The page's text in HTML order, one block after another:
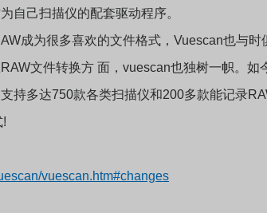
自己扫描仪的配套驱动程序。
成为很多喜欢的文件格式，Vuescan也与时
文件转换方 面，vuescan也独树一帜。如
持多达750款各类扫描仪和200多款能记录
!
vuescan.htm#changes